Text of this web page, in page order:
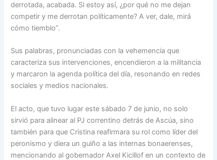
derrotada, acabada. Si estoy así, ¿por qué no me dejan
competir y me derrotan políticamente? A ver, dale, mirá
cómo tiemblo”.
Sus palabras, pronunciadas con la vehemencia que
caracteriza sus intervenciones, encendieron a la militancia
y marcaron la agenda política del día, resonando en redes
sociales y medios nacionales.
El acto, que tuvo lugar este sábado 7 de junio, no solo
sirvió para alinear al PJ correntino detrás de Ascúa, sino
también para que Cristina reafirmara su rol como líder del
peronismo y diera un guiño a las internas bonaerenses,
mencionando al gobernador Axel Kicillof en un contexto de